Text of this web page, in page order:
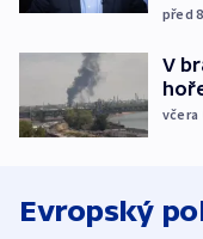
před
V
včera
Evropský